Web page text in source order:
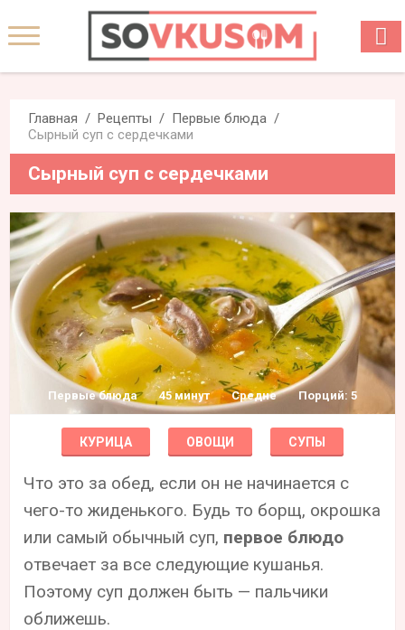
Главная Рецепты
Первые блюда
Сырный суп с сердечками
Сырный суп с сердечками
Первые блюда 45 минут Средне Порций: 5
КУРИЦА ОВОЩИ СУПЫ
Что это за обед, если он не начинается с
чего-то жиденького. Будь то борщ, окрошка
или самый обычный суп, первое блюдо
отвечает за все следующие кушанья.
Поэтому суп должен быть — пальчики
оближешь.